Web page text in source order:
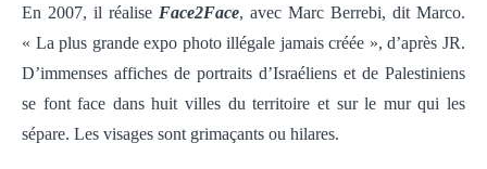
En 2007, il réalise Face2Face, avec Marc Berrebi, dit Marco.
« La plus grande expo photo illégale jamais créée », d’après JR.
D’immenses affiches de portraits d’Israéliens et de Palestiniens
se font face dans huit villes du territoire et sur le mur qui les
sépare. Les visages sont grimaçants ou hilares.